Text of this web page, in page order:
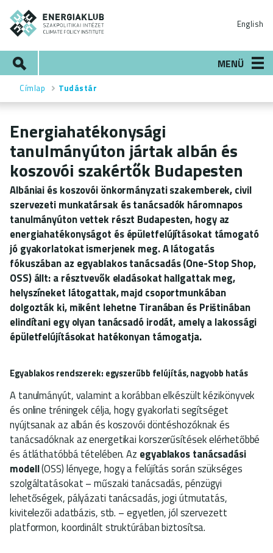
Ugrás
tartalomra
English
MENÜ
Morzsa
Címlap Tudástár
Energiahatékonysági
tanulmányúton jártak albán és
koszovói szakértők Budapesten
Albániai és koszovói önkormányzati szakemberek, civil
szervezeti munkatársak és tanácsadók háromnapos
tanulmányúton vettek részt Budapesten, hogy az
energiahatékonyságot és épületfelújításokat támogató
jó gyakorlatokat ismerjenek meg. A látogatás
fókuszában az egyablakos tanácsadás (One-Stop Shop,
OSS) állt: a résztvevők eladásokat hallgattak meg,
helyszíneket látogattak, majd csoportmunkában
dolgozták ki, miként lehetne Tiranában és Prištinában
elindítani egy olyan tanácsadó irodát, amely a lakossági
épületfelújításokat hatékonyan támogatja.
Egyablakos rendszerek: egyszerűbb felújítás, nagyobb hatás
A tanulmányút, valamint a korábban elkészült kézikönyvek
és online tréningek célja, hogy gyakorlati segítséget
nyújtsanak az albán és koszovói döntéshozóknak és
tanácsadóknak az energetikai korszerűsítések elérhetőbbé
és átláthatóbbá tételében. Az egyablakos tanácsadási
modell(OSS) lényege, hogy a felújítás során szükséges
szolgáltatásokat – műszaki tanácsadás, pénzügyi
lehetőségek, pályázati tanácsadás, jogi útmutatás,
kivitelezői adatbázis, stb. – egyetlen, jól szervezett
platformon, koordinált struktúrában biztosítsa.